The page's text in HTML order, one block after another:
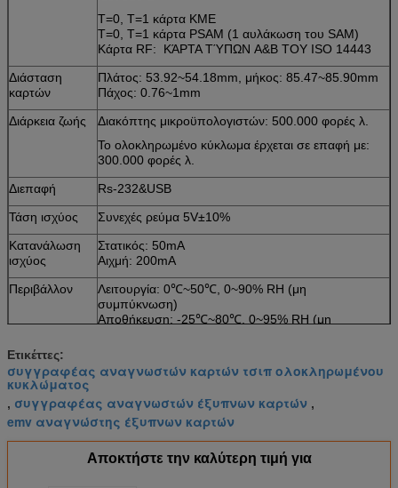
T=0, T=1 κάρτα ΚΜΕ
T=0, T=1 κάρτα PSAM (1 αυλάκωση του SAM)
Κάρτα RF: ΚΆΡΤΑ ΤΎΠΩΝ A&B ΤΟΥ ISO 14443
Διάσταση
καρτών
Πλάτος: 53.92~54.18mm, μήκος: 85.47~85.90mm
Πάχος: 0.76~1mm
Διάρκεια ζωής
Διακόπτης μικροϋπολογιστών: 500.000 φορές λ.
Το ολοκληρωμένο κύκλωμα έρχεται σε επαφή με:
300.000 φορές λ.
Διεπαφή
Rs-232&USB
Τάση ισχύος
Συνεχές ρεύμα 5V±10%
Κατανάλωση
ισχύος
Στατικός: 50mA
Αιχμή: 200mA
Περιβάλλον
Λειτουργία: 0℃~50℃, 0~90% RH (μη
συμπύκνωση)
Αποθήκευση: -25℃~80℃, 0~95% RH (μη
Βάρος
Ετικέττες:
συγγραφέας αναγνωστών καρτών τσιπ ολοκληρωμένου
κυκλώματος
, συγγραφέας αναγνωστών έξυπνων καρτών ,
emv αναγνώστης έξυπνων καρτών
Αποκτήστε την καλύτερη τιμή για